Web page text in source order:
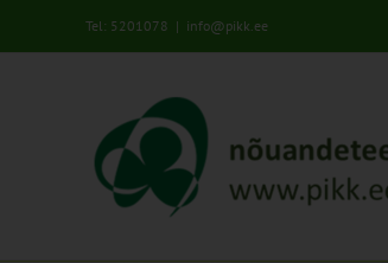
Tel: 5201078 | info@pikk.ee